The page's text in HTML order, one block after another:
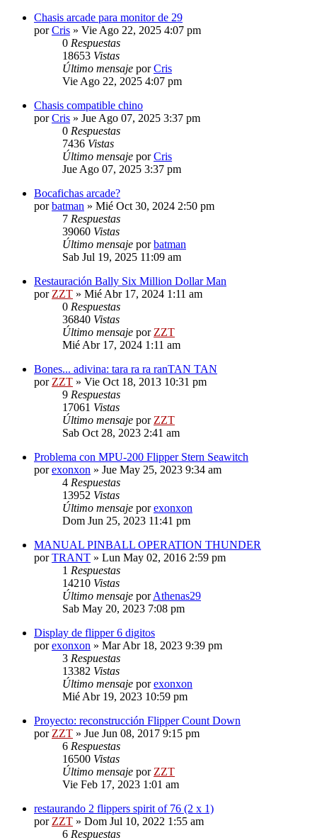
Chasis arcade para monitor de 29
porCris » Vie Ago 22, 2025 4:07 pm
0 Respuestas
18653 Vistas
Último mensaje porCris
Vie Ago 22, 2025 4:07 pm
Chasis compatible chino
porCris » Jue Ago 07, 2025 3:37 pm
0 Respuestas
7436 Vistas
Último mensaje porCris
Jue Ago 07, 2025 3:37 pm
Bocafichas arcade?
porbatman » Mié Oct 30, 2024 2:50 pm
7 Respuestas
39060 Vistas
Último mensaje porbatman
Sab Jul 19, 2025 11:09 am
Restauración Bally Six Million Dollar Man
por ZZT » Mié Abr 17, 2024 1:11 am
0 Respuestas
36840 Vistas
Último mensaje por ZZT
Mié Abr 17, 2024 1:11 am
Bones... adivina: tara ra ra ranTAN TAN
por ZZT » Vie Oct 18, 2013 10:31 pm
9 Respuestas
17061 Vistas
Último mensaje por ZZT
Sab Oct 28, 2023 2:41 am
Problema con MPU-200 Flipper Stern Seawitch
porexonxon » Jue May 25, 2023 9:34 am
4 Respuestas
13952 Vistas
Último mensaje porexonxon
Dom Jun 25, 2023 11:41 pm
MANUAL PINBALL OPERATION THUNDER
porTRANT » Lun May 02, 2016 2:59 pm
1 Respuestas
14210 Vistas
Último mensaje porAthenas29
Sab May 20, 2023 7:08 pm
Display de flipper 6 digitos
porexonxon » Mar Abr 18, 2023 9:39 pm
3 Respuestas
13382 Vistas
Último mensaje porexonxon
Mié Abr 19, 2023 10:59 pm
Proyecto: reconstrucción Flipper Count Down
por ZZT » Jue Jun 08, 2017 9:15 pm
6 Respuestas
16500 Vistas
Último mensaje por ZZT
Vie Feb 17, 2023 1:01 am
restaurando 2 flippers spirit of 76 (2 x 1)
por ZZT » Dom Jul 10, 2022 1:55 am
6 Respuestas